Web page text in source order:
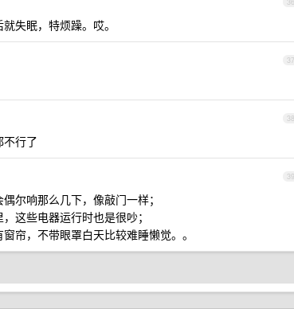
失眠，特烦躁。哎。
37
38
不行了
39
尔响那么几下，像敲门一样；
这些电器运行时也是很吵；
帘，不带眼罩白天比较难睡懒觉。。